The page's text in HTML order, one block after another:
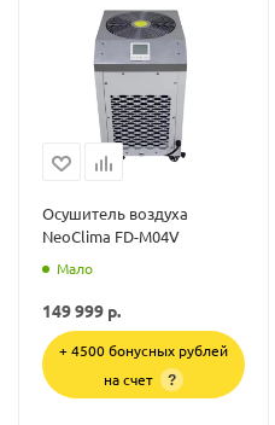
Осушитель воздуха
NeoClima FD-M04V
Мало
149 999 р.
+ 4500 бонусных рублей
на счет
?